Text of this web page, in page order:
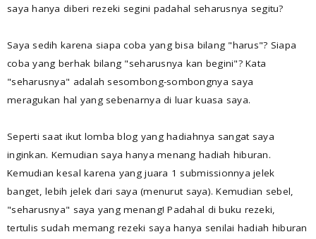
saya hanya diberi rezeki segini padahal seharusnya segitu?
Saya sedih karena siapa coba yang bisa bilang "harus"? Siapa
coba yang berhak bilang "seharusnya kan begini"? Kata
"seharusnya" adalah sesombong-sombongnya saya
meragukan hal yang sebenarnya di luar kuasa saya.
Seperti saat ikut lomba blog yang hadiahnya sangat saya
inginkan. Kemudian saya hanya menang hadiah hiburan.
Kemudian kesal karena yang juara 1 submissionnya jelek
banget, lebih jelek dari saya (menurut saya). Kemudian sebel,
"seharusnya" saya yang menang! Padahal di buku rezeki,
tertulis sudah memang rezeki saya hanya senilai hadiah hiburan